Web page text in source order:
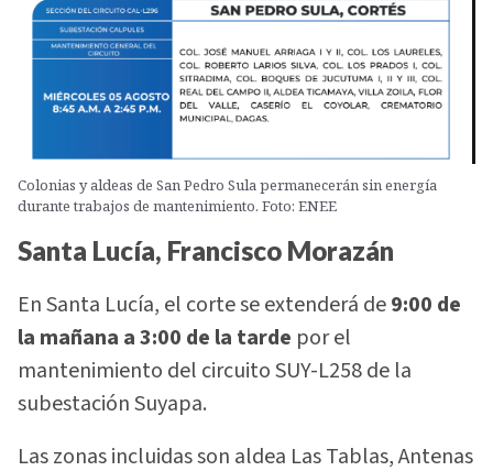
Colonias y aldeas de San Pedro Sula permanecerán sin energía
durante trabajos de mantenimiento. Foto: ENEE
Santa Lucía, Francisco Morazán
En Santa Lucía, el corte se extenderá de9:00 de
la mañana a 3:00 de la tarde por el
mantenimiento del circuito SUY-L258 de la
subestación Suyapa.
Las zonas incluidas son aldea Las Tablas, Antenas